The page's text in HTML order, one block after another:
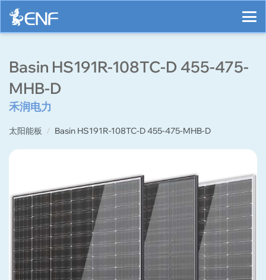
Basin HS191R-108TC-D 455-475-
MHB-D
禾润电力
太阳能板 Basin HS191R-108TC-D 455-475-MHB-D